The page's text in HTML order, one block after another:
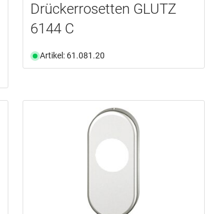
Drückerrosetten GLUTZ
6144 C
Artikel: 61.081.20